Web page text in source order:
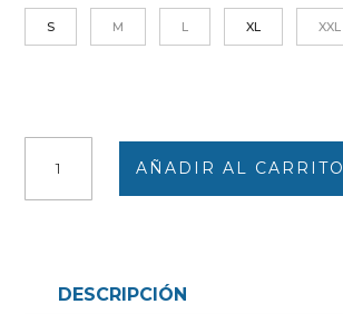
S M L XL XXL
hombre
tapeta
AÑADIR AL CARRITO
DESCRIPCIÓN